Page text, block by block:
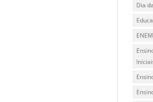
Dia
ENEM